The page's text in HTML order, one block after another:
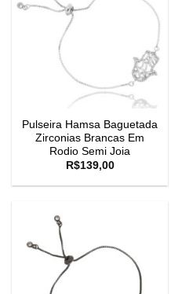
Pulseira Hamsa Baguetada
Zirconias Brancas Em
Rodio Semi Joia
R$139,00